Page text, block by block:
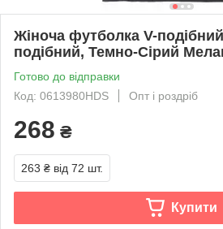
Жіноча футболка V-
подібний, Темно-Сірий
Готово до відправки
Код: 0613980HDS
Опт і роздріб
268 ₴
263 ₴ від 72 шт.
Купити